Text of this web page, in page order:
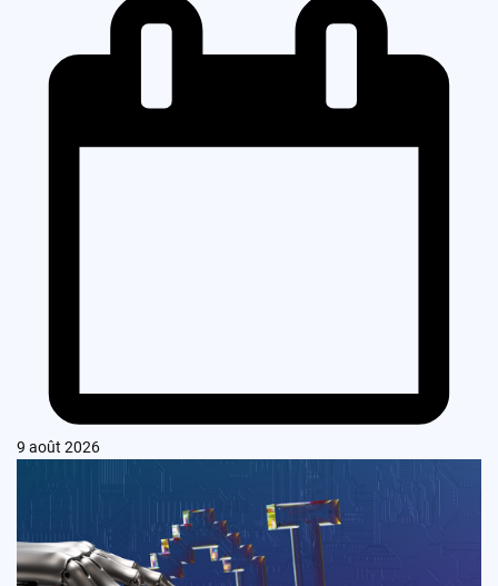
9 août 2026